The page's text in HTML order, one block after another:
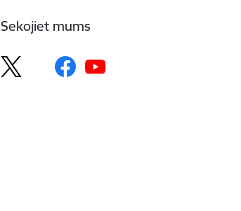
Sekojiet mums